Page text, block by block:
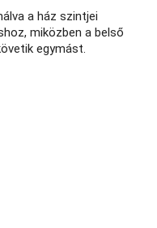
a ház szintjei
miközben a belső
egymást.